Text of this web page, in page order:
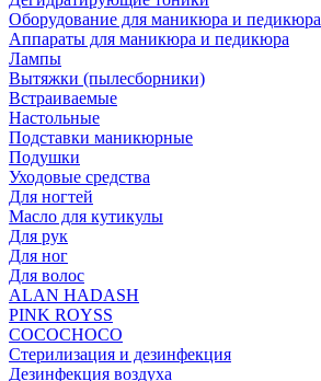
Оборудование для маникюра и педикюра
Аппараты для маникюра и педикюра
Лампы
Вытяжки (пылесборники)
Встраиваемые
Настольные
Подставки маникюрные
Подушки
Уходовые средства
Для ногтей
Масло для кутикулы
Для рук
Для ног
Для волос
ALAN HADASH
PINK ROYSS
COCOCHOCO
Стерилизация и дезинфекция
Дезинфекция воздуха